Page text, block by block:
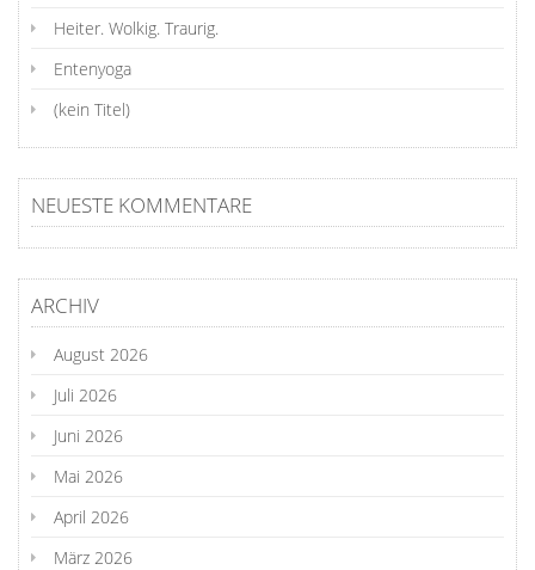
Heiter. Wolkig. Traurig.
Entenyoga
(kein Titel)
NEUESTE KOMMENTARE
ARCHIV
August 2026
Juli 2026
Juni 2026
Mai 2026
April 2026
März 2026